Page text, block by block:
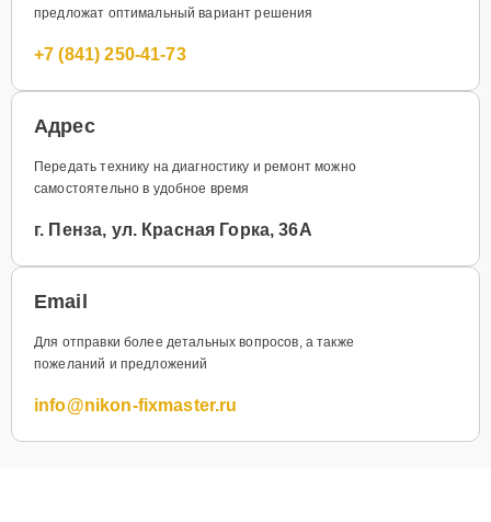
предложат оптимальный вариант решения
+7 (841) 250-41-73
Адрес
Передать технику на диагностику и ремонт можно
самостоятельно в удобное время
г. Пенза, ул. Красная Горка, 36А
Email
Для отправки более детальных вопросов, а также
пожеланий и предложений
info@nikon-fixmaster.ru